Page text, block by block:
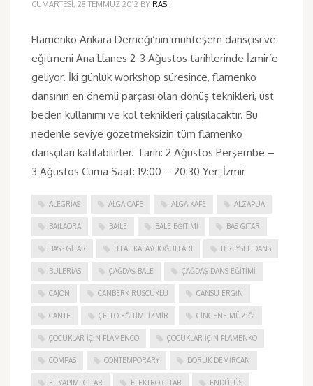
CUMARTESI, 28 TEMMUZ 2012 BY RASI
Flamenko Ankara Derneği’nin muhteşem dansçısı ve
eğitmeni Ana Llanes 2-3 Ağustos tarihlerinde İzmir’e
geliyor. İki günlük workshop süresince, flamenko
dansının en önemli parçası olan dönüş teknikleri, üst
beden kullanımı ve kol teknikleri çalışılacaktır. Bu
nedenle seviye gözetmeksizin tüm flamenko
dansçıları katılabilirler. Tarih: 2 Ağustos Perşembe –
3 Ağustos Cuma Saat: 19:00 – 20:30 Yer: İzmir
ALEGRIAS ALGA CAFE ALGA KAFE ALZAPUA
BAILAORA BAILE BALE EĞITIMI BAS GITAR
BASS GITAR BILAL KALAYCIOĞULLARI BIREYSEL DANS
BULERIAS ÇAĞDAŞ BALE ÇAĞDAŞ DANS EĞITIMI
CAJON CANBERK RUSCUKLU CANSU ERGIN
CANTE ÇELLO EĞITIMI İZMIR ÇINGENE MÜZIĞI
ÇOCUKLAR IÇIN FLAMENCO ÇOCUKLAR IÇIN FLAMENKO
COMPAS CONTEMPORARY DORUK DEMIRCAN
EL YAPIMI GITAR ELEKTRO GITAR ENDÜLÜS